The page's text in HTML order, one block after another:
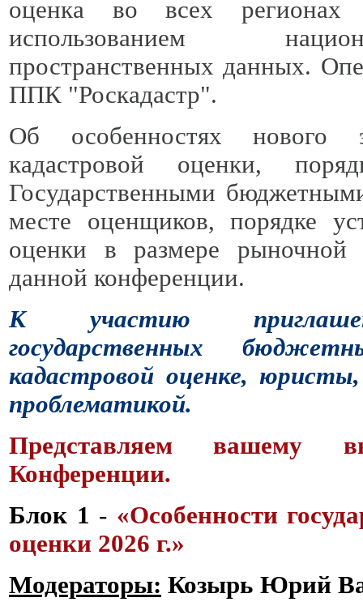
оценка во всех регионах
использованием
пространственных данных.
ППК "Роскадастр".
Об особенностях нового
кадастровой оценки,
Государственными
месте оценщиков, порядке
оценки в размере
данной конференции.
К участию
государственных
кадастровой оценке,
проблематикой.
Представляем вашему
Конференции.
Блок 1 - «Особенности
оценки 2026 г.»
Модераторы: Козырь Юрий